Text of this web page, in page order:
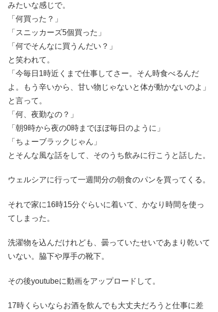
みたいな感じで。
「何買った？」
「スニッカーズ5個買った」
「何でそんなに買うんだい？」
と笑われて。
「今毎日1時近くまで仕事してさー。そん時食べるんだ
よ。もう辛いから、甘い物じゃないと体が動かないのよ」
と言って。
「何、夜勤なの？」
「朝9時から夜の0時までほぼ毎日のように」
「ちょーブラックじゃん」
とそんな風な話をして、そのうち飲みに行こうと話した。
ウェルシアに行って一週間分の朝食のパンを買ってくる。
それで家に16時15分ぐらいに着いて、かなり時間を使っ
てしまった。
洗濯物を込んだけれども、曇っていたせいであまり乾いて
いない。脇下や厚手の靴下。
その後youtubeに動画をアップロードして。
17時くらいならお酒を飲んでも大丈夫だろうと仕事に差